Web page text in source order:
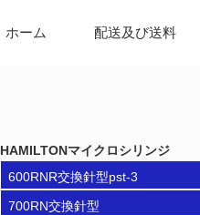
ホーム 配送及び送料
HAMILTONマイクロシリンジ
600RNR交換針型pst-3
700RN交換針型